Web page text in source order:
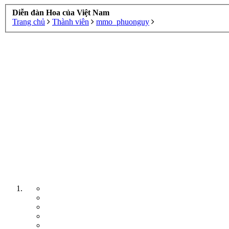
Diễn đàn Hoa của Việt Nam
Trang chủ
Thành viên mmo_phuonguy